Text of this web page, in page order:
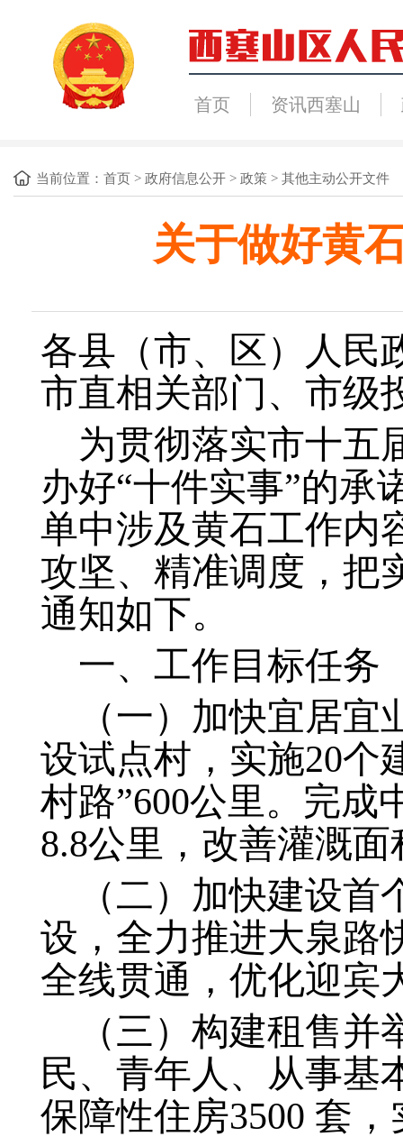
首页 资讯西塞山
当前位置： 首页 > 政府信息公开 > 政策 > 其他主动公开文件
关于做好黄
各县（市、区）人民
市直相关部门、市级
为贯彻落实市十五
办好“十件实事”的承
单中涉及黄石工作内
攻坚、精准调度，把
通知如下。
一、工作目标任务
（一）加快宜居
设试点村，实施20个
村路”600公里。完成
8.8公里，改善灌溉面
（二）加快建设
设，全力推进大泉路
全线贯通，优化迎宾
（三）构建租售
民、青年人、从事基
保障性住房3500 套